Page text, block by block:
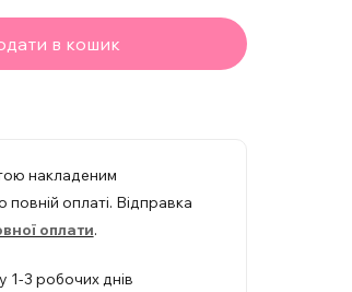
в кошик
накладеним
оплаті. Відправка
оплати.
1-3 робочих днів